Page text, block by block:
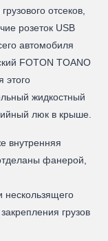
отсеков,
розеток USB
автомобиля
FOTON TOANO
этого
жидкостный
люк в крыше.
внутренняя
фанерой,
нескользящего
грузов